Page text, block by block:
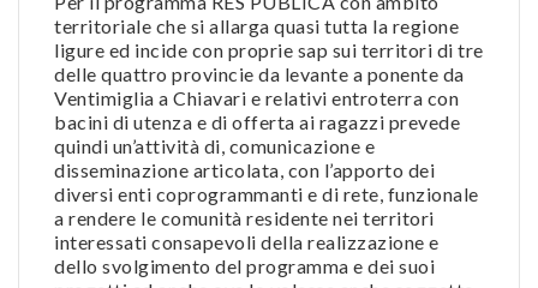
territoriale che si allarga quasi tutta la regione
ligure ed incide con proprie sap sui territori di tre
delle quattro provincie da levante a ponente da
Ventimiglia a Chiavari e relativi entroterra con
bacini di utenza e di offerta ai ragazzi prevede
quindi un’attività di, comunicazione e
disseminazione articolata, con l’apporto dei
diversi enti coprogrammanti e di rete, funzionale
a rendere le comunità residente nei territori
interessati consapevoli della realizzazione e
dello svolgimento del programma e dei suoi